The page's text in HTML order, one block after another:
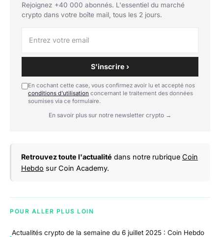
Rejoignez +40 000 abonnés. L'essentiel du marché
crypto dans votre boîte mail, tous les 2 jours.
S'inscrire ›
En cochant cette case, vous confirmez avoir lu et accepté nos
conditions d'utilisation concernant le traitement des données
soumises via ce formulaire.
En savoir plus sur notre newsletter crypto →
Retrouvez toute l'actualité dans notre rubrique Coin
Hebdo sur Coin Academy.
POUR ALLER PLUS LOIN
Actualités crypto de la semaine du 6 juillet 2025 : Coin Hebdo